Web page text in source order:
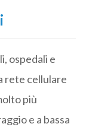
ospedali e
rete cellulare
più
e a bassa